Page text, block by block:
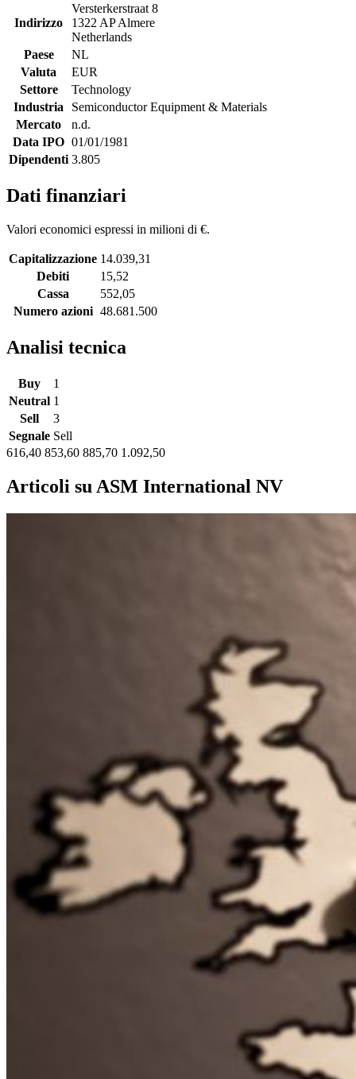
Indirizzo
Versterkerstraat 8
1322 AP Almere
Netherlands
Paese
NL
Valuta
EUR
Settore
Technology
Industria
Semiconductor Equipment & Materials
Mercato
n.d.
Data IPO 01/01/1981
Dipendenti 3.805
Dati finanziari
Valori economici espressi in milioni di €.
Capitalizzazione 14.039,31
Debiti
15,52
Cassa
552,05
Numero azioni 48.681.500
Analisi tecnica
Buy
1
Neutral 1
Sell
3
Segnale Sell
616,40 853,60 885,70 1.092,50
Articoli su ASM International NV